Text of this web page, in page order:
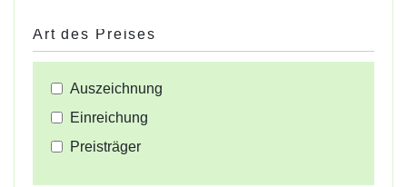
Art des Preises
Auszeichnung
Einreichung
Preisträger